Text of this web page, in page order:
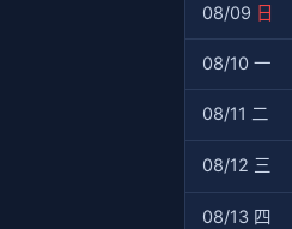
08/09 日
08/10 一
08/11 二
08/12 三
08/13 四